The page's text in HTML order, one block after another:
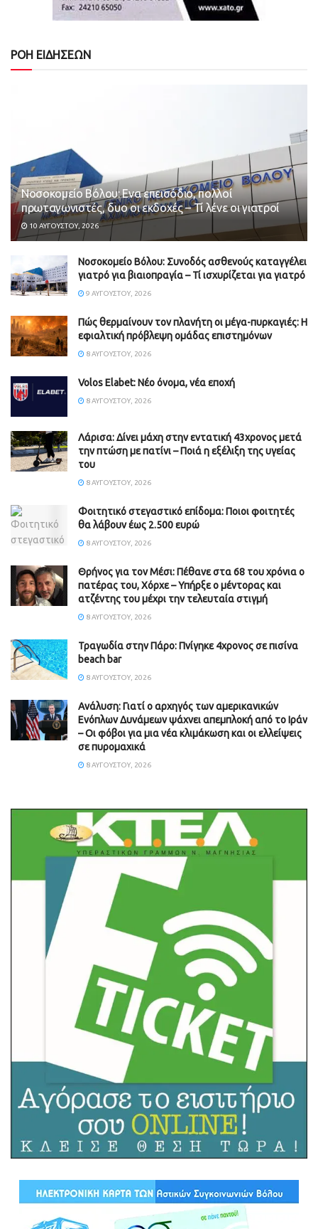
ΡΟΗ ΕΙΔΗΣΕΩΝ
Νοσοκομείο Βόλου: Ενα επεισόδιο, πολλοί
πρωταγωνιστές, δυο οι εκδοχές – Τί λένε οι γιατροί
10 ΑΥΓΟΎΣΤΟΥ, 2026
Νοσοκομείο Βόλου: Συνοδός ασθενούς καταγγέλει
γιατρό για βιαιοπραγία – Τί ισχυρίζεται για γιατρό
9 ΑΥΓΟΎΣΤΟΥ, 2026
Πώς θερμαίνουν τον πλανήτη οι μέγα-πυρκαγιές: Η
εφιαλτική πρόβλεψη ομάδας επιστημόνων
8 ΑΥΓΟΎΣΤΟΥ, 2026
Volos Elabet: Νέο όνομα, νέα εποχή
8 ΑΥΓΟΎΣΤΟΥ, 2026
Λάρισα: Δίνει μάχη στην εντατική 43χρονος μετά
την πτώση με πατίνι – Ποιά η εξέλιξη της υγείας
του
8 ΑΥΓΟΎΣΤΟΥ, 2026
Φοιτητικό στεγαστικό επίδομα: Ποιοι φοιτητές
θα λάβουν έως 2.500 ευρώ
8 ΑΥΓΟΎΣΤΟΥ, 2026
Θρήνος για τον Μέσι: Πέθανε στα 68 του χρόνια ο
πατέρας του, Χόρχε – Υπήρξε ο μέντορας και
ατζέντης του μέχρι την τελευταία στιγμή
8 ΑΥΓΟΎΣΤΟΥ, 2026
Τραγωδία στην Πάρο: Πνίγηκε 4χρονος σε πισίνα
beach bar
8 ΑΥΓΟΎΣΤΟΥ, 2026
Ανάλυση: Γιατί ο αρχηγός των αμερικανικών
Ενόπλων Δυνάμεων ψάχνει απεμπλοκή από το Ιράν
– Οι φόβοι για μια νέα κλιμάκωση και οι ελλείψεις
σε πυρομαχικά
8 ΑΥΓΟΎΣΤΟΥ, 2026